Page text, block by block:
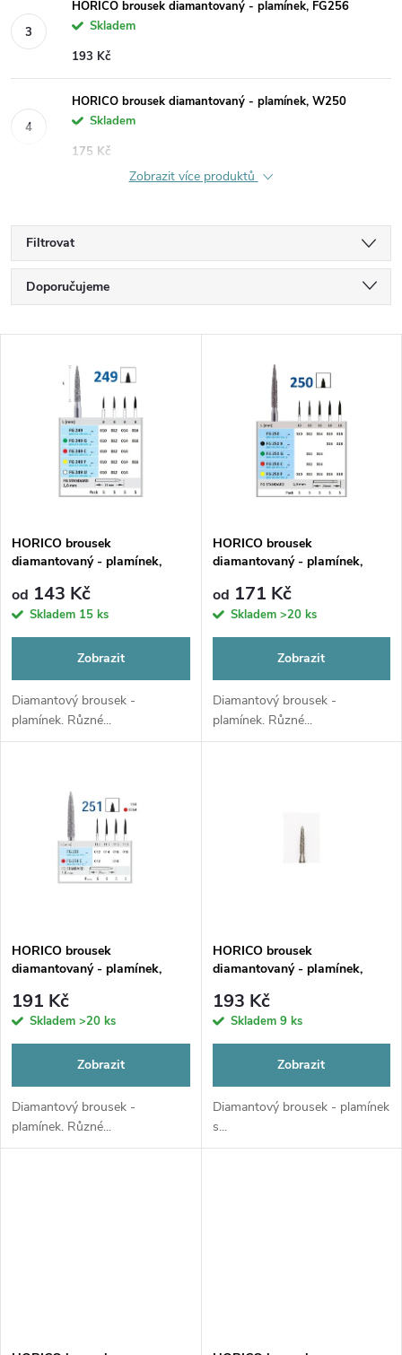
HORICO brousek diamantovaný - plamínek, FG256
Skladem
193 Kč
HORICO brousek diamantovaný - plamínek, W250
Skladem
175 Kč
Zobrazit více produktů
Filtrovat
Ř
a
p
r
o
d
u
Doporučujeme
Nejprodávanější
Abecedně
s
p
r
o
d
u
HORICO brousek
diamantovaný - plamínek,
od 143 Kč
Skladem 15 ks
Zobrazit
Diamantový brousek -
plamínek. Různé...
HORICO brousek
diamantovaný - plamínek,
od 171 Kč
Skladem >20 ks
Zobrazit
Diamantový brousek -
plamínek. Různé...
HORICO brousek
diamantovaný - plamínek,
191 Kč
Skladem >20 ks
Zobrazit
Diamantový brousek -
plamínek. Různé...
HORICO brousek
diamantovaný - plamínek,
193 Kč
Skladem 9 ks
Zobrazit
Diamantový brousek - plamínek
s...